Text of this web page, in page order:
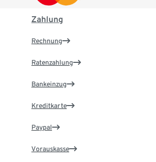
Zahlung
Rechnung
Ratenzahlung
Bankeinzug
Kreditkarte
Paypal
Vorauskasse